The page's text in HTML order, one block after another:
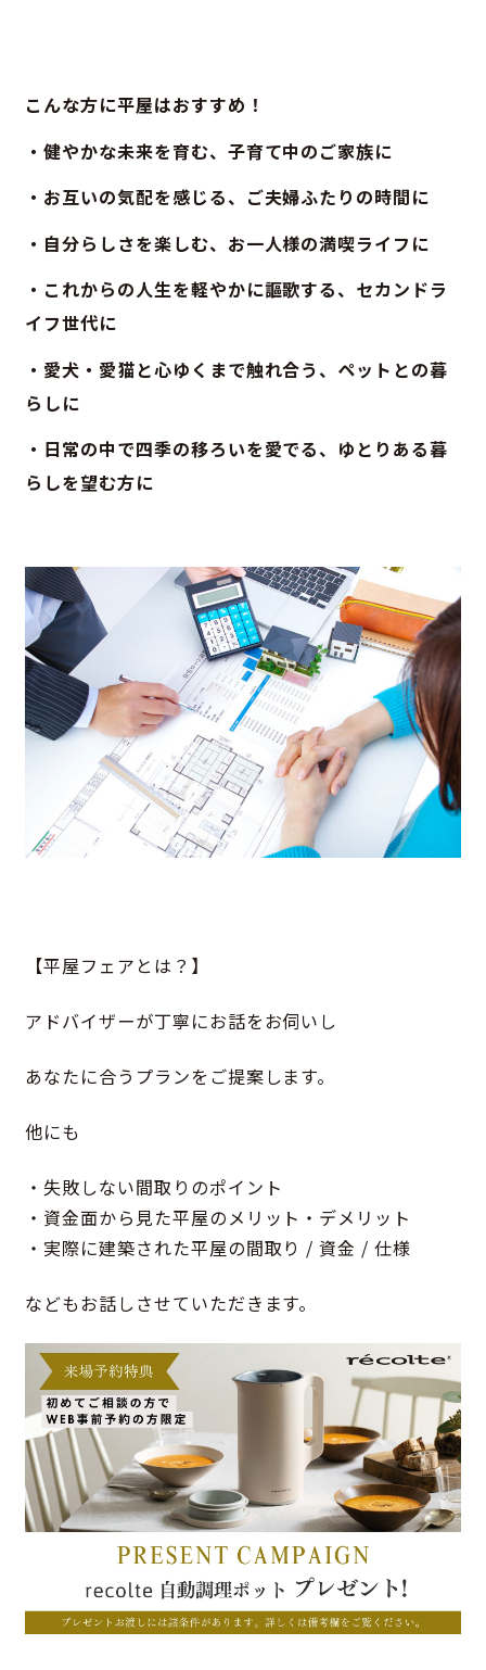
こんな方に平屋はおすすめ！
・健やかな未来を育む、子育て中のご家族に
・お互いの気配を感じる、ご夫婦ふたりの時間に
・自分らしさを楽しむ、お一人様の満喫ライフに
・これからの人生を軽やかに謳歌する、セカンドラ
イフ世代に
・愛犬・愛猫と心ゆくまで触れ合う、ペットとの暮
らしに
・日常の中で四季の移ろいを愛でる、ゆとりある暮
らしを望む方に
【平屋フェアとは？】
アドバイザーが丁寧にお話をお伺いし
あなたに合うプランをご提案します。
他にも
・失敗しない間取りのポイント
・資金面から見た平屋のメリット・デメリット
・実際に建築された平屋の間取り / 資金 / 仕様
などもお話しさせていただきます。